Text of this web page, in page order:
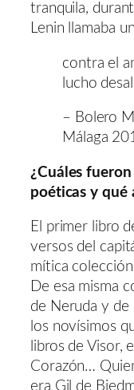
tranquila,
Lenin llamaba
contra el
lucho
– Bolero
Málaga
¿Cuáles
poéticas y qué
El primer libro
versos del
mítica
De esa misma
de Neruda y de
los novísimos
libros de Visor,
Corazón…
era Gil de